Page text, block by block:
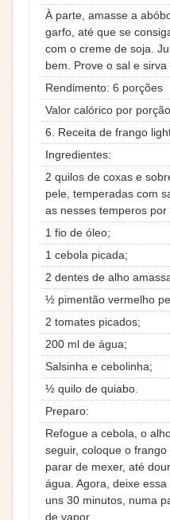
À parte, amasse a
garfo, até que se
com o creme de soja.
bem. Prove o sal e
Rendimento: 6 porções
Valor calórico por
6. Receita de frango
Ingredientes:
2 quilos de coxas e
pele, temperadas com
as nesses temperos por
1 fio de óleo;
1 cebola picada;
2 dentes de alho
½ pimentão vermelho
2 tomates picados;
200 ml de água;
Salsinha e cebolinha;
½ quilo de quiabo.
Preparo:
Refogue a cebola, o
seguir, coloque o
parar de mexer, até
água. Agora, deixe
uns 30 minutos, numa
de vapor.